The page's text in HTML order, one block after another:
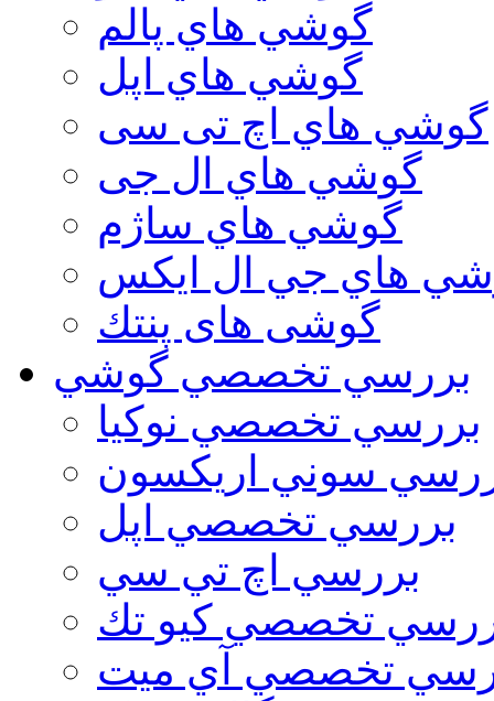
گوشي هاي پالم
گوشي هاي اپل
گوشي هاي اچ تی سی
گوشي هاي ال جی
گوشي هاي ساژم
هاي جي ال ايكس
گوشی های پنتك
بررسي تخصصي گوشي
بررسي تخصصي نوكيا
سوني اريكسون
بررسي تخصصي اپل
بررسي اچ تي سي
تخصصي كيو تك
تخصصي آي ميت